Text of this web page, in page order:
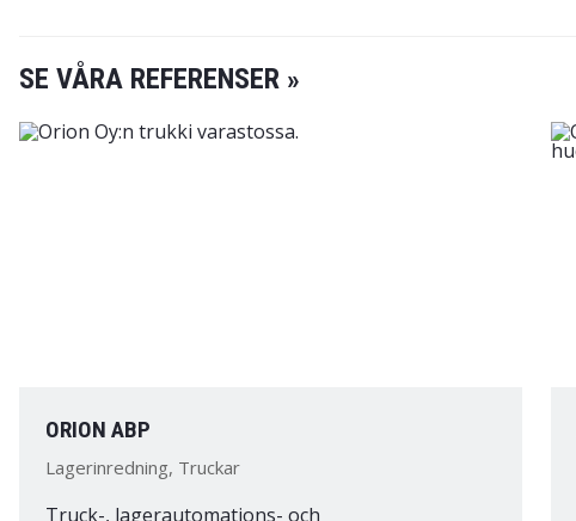
SE VÅRA REFERENSER »
ORION ABP
Lagerinredning, Truckar
Truck-, lagerautomations- och